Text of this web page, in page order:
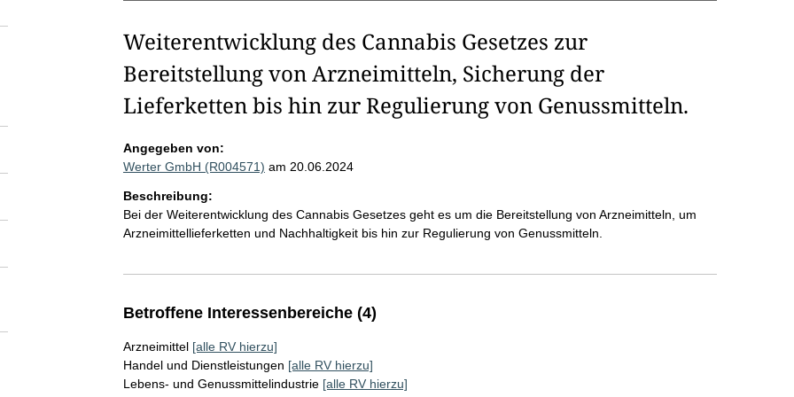
Weiterentwicklung des Cannabis Gesetzes zur
Bereitstellung von Arzneimitteln, Sicherung der
Lieferketten bis hin zur Regulierung von Genussmitteln.
Angegeben von:
Werter GmbH (R004571) am 20.06.2024
Beschreibung:
Bei der Weiterentwicklung des Cannabis Gesetzes geht es um die Bereitstellung von Arzneimitteln, um
Arzneimittellieferketten und Nachhaltigkeit bis hin zur Regulierung von Genussmitteln.
Betroffene Interessenbereiche (4)
Arzneimittel [alle RV hierzu]
Handel und Dienstleistungen [alle RV hierzu]
Lebens- und Genussmittelindustrie [alle RV hierzu]